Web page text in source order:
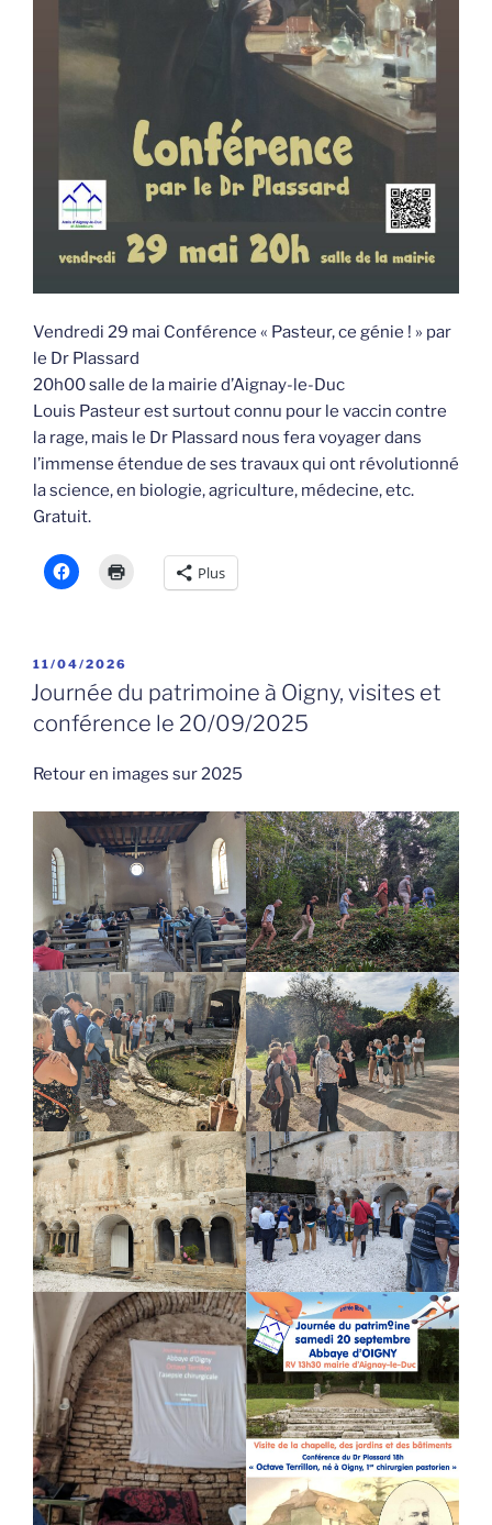
Vendredi 29 mai Conférence « Pasteur, ce génie ! » par
le Dr Plassard
20h00 salle de la mairie d’Aignay-le-Duc
Louis Pasteur est surtout connu pour le vaccin contre
la rage, mais le Dr Plassard nous fera voyager dans
l’immense étendue de ses travaux qui ont révolutionné
la science, en biologie, agriculture, médecine, etc.
Gratuit.
Plus
PUBLIÉ
LE
11/04/2026
Journée du patrimoine à Oigny, visites et
conférence le 20/09/2025
Retour en images sur 2025